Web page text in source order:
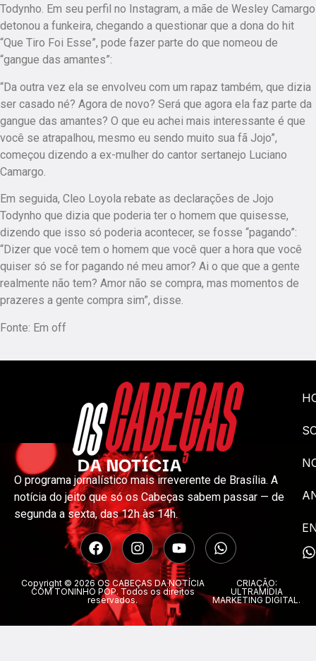
Todynho. Em seu perfil no Instagram, a mãe de Wesley Camargo
detonou a funkeira, chegando a questionar que a dona do hit
“Que Tiro Foi Esse”, pode fazer parte do que nomeou de
“gangue das amantes”:
“Da outra vez ela se envolveu com um rapaz também, que dizia
ser casado né? Agora de novo? Será que agora ela faz parte da
gangue das amantes? O que eu achei mais interessante é que
você se atrapalhou, mesmo eu sendo muito sua fã Jojo”,
começou dizendo a ex-mulher do cantor sertanejo Luciano
Camargo.
Em seguida, Cleo Loyola rebate as declarações de Jojo
Todynho que dizia que poderia ter o homem que quisesse,
dizendo que isso só poderia acontecer, se fosse “pagando”:
“Dizer que você tem o homem que você quer a hora que você
quiser só se for pagando né meu amor? Ai o que que a gente
realmente não tem? Amor não se compra, mas momentos de
prazeres a gente compra sim”, disse.
Fonte: Em off
O programa jornalístico mais irreverente de Brasília. A
notícia do jeito que só os Cabeças sabem passar — de
segunda a sexta, das 12h às 14h.
Copyright © 2026 OS CABEÇAS DA NOTÍCIA
COM TONINHO POP. Todos os direitos
reservados.
CRIAÇÃO:
ULTRAMÍDIA
MARKETING DIGITAL.